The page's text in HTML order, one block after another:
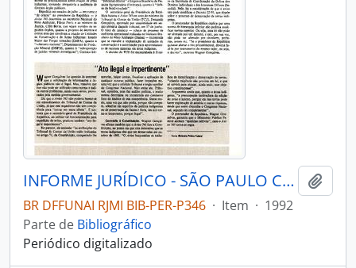
INFORME JURÍDICO - SÃO PAULO COMISSÃO PRÓ-ÍNDIO DE SÃO PAULO - DEPARTAMENTO JURÍDICO - 1992 - Nº2122
BR DFFUNAI RJMI BIB-PER-P346 · Item · 1992
Parte de Bibliográfico
Periódico digitalizado